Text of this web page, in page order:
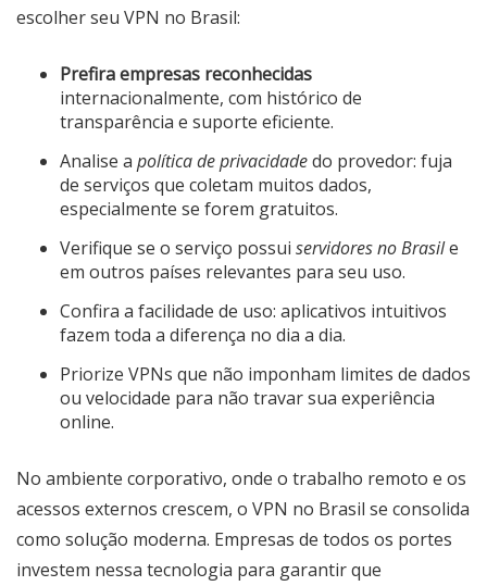
escolher seu VPN no Brasil:
Prefira empresas reconhecidas
internacionalmente, com histórico de
transparência e suporte eficiente.
Analise a política de privacidadedo provedor: fuja
de serviços que coletam muitos dados,
especialmente se forem gratuitos.
Verifique se o serviço possui servidores no Brasile
em outros países relevantes para seu uso.
Confira a facilidade de uso: aplicativos intuitivos
fazem toda a diferença no dia a dia.
Priorize VPNs que não imponham limites de dados
ou velocidade para não travar sua experiência
online.
No ambiente corporativo, onde o trabalho remoto e os
acessos externos crescem, o VPN no Brasil se consolida
como solução moderna. Empresas de todos os portes
investem nessa tecnologia para garantir que